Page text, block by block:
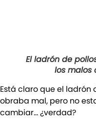
El ladrón de
los malos
Está claro que el
obraba mal, pero no
cambiar… ¿verdad?